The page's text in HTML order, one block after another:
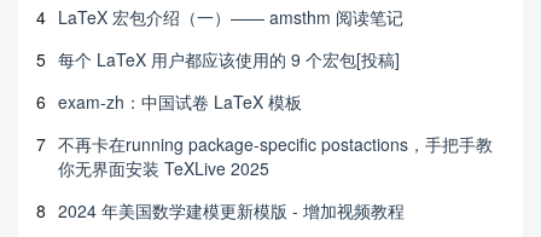
4 LaTeX 宏包介绍（一）—— amsthm 阅读笔记
5 每个 LaTeX 用户都应该使用的 9 个宏包[投稿]
6 exam-zh：中国试卷 LaTeX 模板
7 不再卡在running package-specific postactions，手把手教
你无界面安装 TeXLive 2025
8 2024 年美国数学建模更新模版 - 增加视频教程